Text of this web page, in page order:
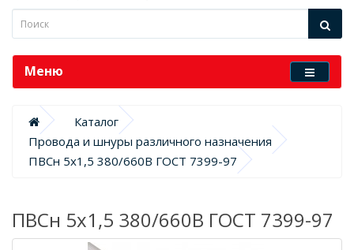
Меню
Каталог
Провода и шнуры различного назначения
ПВСн 5х1,5 380/660В ГОСТ 7399-97
ПВСн 5х1,5 380/660В ГОСТ 7399-97